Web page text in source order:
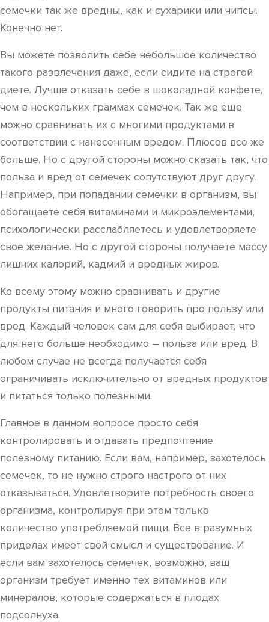
семечки так же вредны, как и сухарики или чипсы.
Конечно нет.
Вы можете позволить себе небольшое количество
такого развлечения даже, если сидите на строгой
диете. Лучше отказать себе в шоколадной конфете,
чем в нескольких граммах семечек. Так же еще
можно сравнивать их с многими продуктами в
соответствии с нанесенным вредом. Плюсов все же
больше. Но с другой стороны можно сказать так, что
польза и вред от семечек сопутствуют друг другу.
Например, при попадании семечки в организм, вы
обогащаете себя витаминами и микроэлементами,
психологически расслабляетесь и удовлетворяете
свое желание. Но с другой стороны получаете массу
лишних калорий, кадмий и вредных жиров.
Ко всему этому можно сравнивать и другие
продукты питания и много говорить про пользу или
вред. Каждый человек сам для себя выбирает, что
для него больше необходимо – польза или вред. В
любом случае не всегда получается себя
ограничивать исключительно от вредных продуктов
и питаться только полезными.
Главное в данном вопросе просто себя
контролировать и отдавать предпочтение
полезному питанию. Если вам, например, захотелось
семечек, то не нужно строго настрого от них
отказываться. Удовлетворите потребность своего
организма, контролируя при этом только
количество употребляемой пищи. Все в разумных
приделах имеет свой смысл и существование. И
если вам захотелось семечек, возможно, ваш
организм требует именно тех витаминов или
минералов, которые содержаться в плодах
подсолнуха.